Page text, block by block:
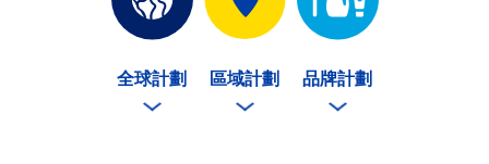
全球計劃 區域計劃 品牌計劃